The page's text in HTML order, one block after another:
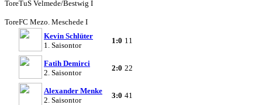
ToreTuS Velmede/Bestwig I
ToreFC Mezo. Meschede I
Kevin Schlüter
1. Saisontor
1:0 11
Fatih Demirci
2. Saisontor
2:0 22
Alexander Menke
2. Saisontor
3:0 41